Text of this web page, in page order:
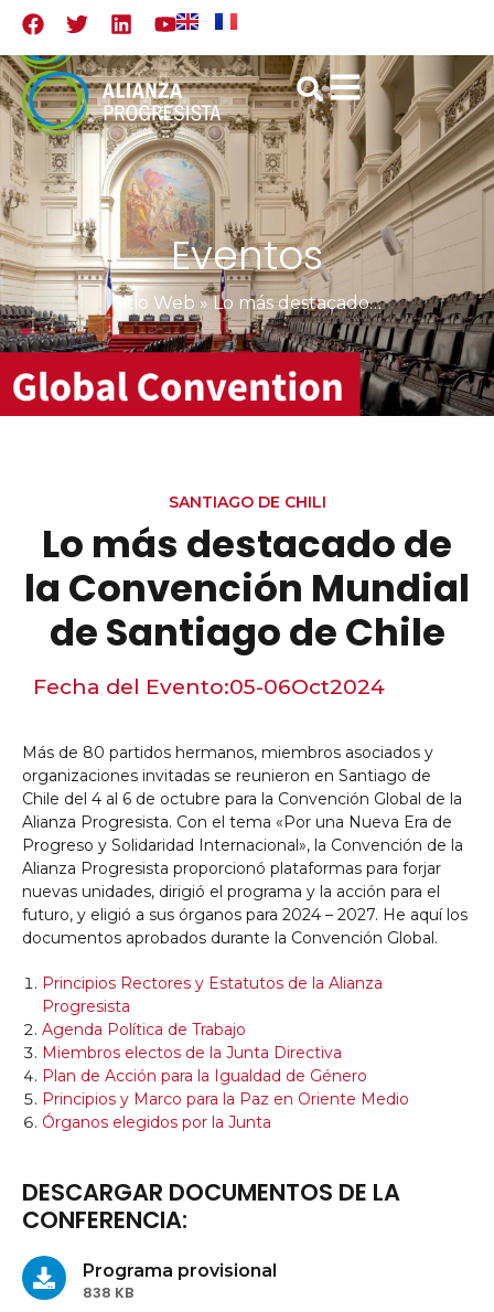
Eventos
Sitio Web »Lo más destacado de la Convención Mundial de Santiago de Chile
SANTIAGO DE CHILI
Lo más destacado de
la Convención Mundial
de Santiago de Chile
Fecha del Evento:05-06Oct2024
Más de 80 partidos hermanos, miembros asociados y
organizaciones invitadas se reunieron en Santiago de
Chile del 4 al 6 de octubre para la Convención Global de la
Alianza Progresista. Con el tema «Por una Nueva Era de
Progreso y Solidaridad Internacional», la Convención de la
Alianza Progresista proporcionó plataformas para forjar
nuevas unidades, dirigió el programa y la acción para el
futuro, y eligió a sus órganos para 2024 – 2027. He aquí los
documentos aprobados durante la Convención Global.
Principios Rectores y Estatutos de la Alianza
Progresista
Agenda Política de Trabajo
Miembros electos de la Junta Directiva
Plan de Acción para la Igualdad de Género
Principios y Marco para la Paz en Oriente Medio
Órganos elegidos por la Junta
DESCARGAR DOCUMENTOS DE LA
CONFERENCIA:
Programa provisional
838 KB